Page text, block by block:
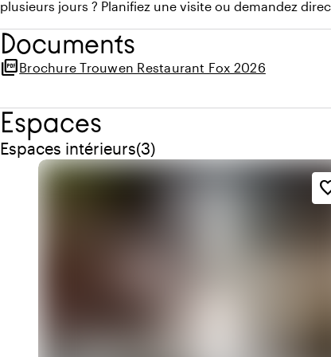
plusieurs jours ? Planifiez une visite ou demandez
Documents
picture_as_pdfBrochure Trouwen Restaurant Fox 2026
Espaces
Espaces intérieurs
Quantité de espaces intérieurs : 3
(3)